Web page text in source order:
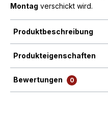
Montag verschickt wird.
Produktbeschreibung
Produkteigenschaften
Bewertungen 0